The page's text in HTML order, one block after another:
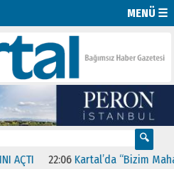
MENÜ ☰
22:06 Kartal’da “Bizim